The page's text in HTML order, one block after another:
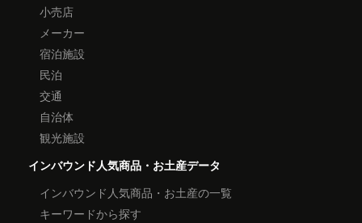
小売店
メーカー
宿泊施設
民泊
交通
自治体
観光施設
インバウンド人気商品・お土産データ
インバウンド人気商品・お土産の一覧
キーワードから探す